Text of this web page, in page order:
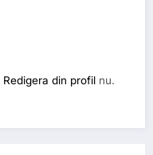
Redigera din profil nu.